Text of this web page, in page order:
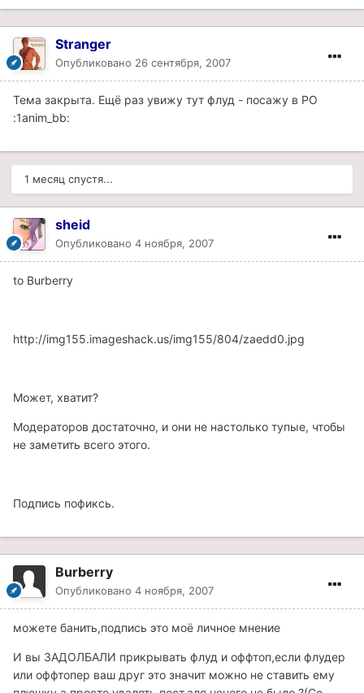
Stranger
Опубликовано 26 сентября, 2007
Тема закрыта. Ещё раз увижу тут флуд - посажу в РО
:1anim_bb:
1 месяц спустя...
sheid
Опубликовано 4 ноября, 2007
to Burberry
http://img155.imageshack.us/img155/804/zaedd0.jpg
Может, хватит?
Модераторов достаточно, и они не настолько тупые, чтобы
не заметить всего этого.
Подпись пофиксь.
Burberry
Опубликовано 4 ноября, 2007
можете банить,подпись это моё личное мнение
И вы ЗАДОЛБАЛИ прикрывать флуд и оффтоп,если флудер
или оффтопер ваш друг это значит можно не ставить ему